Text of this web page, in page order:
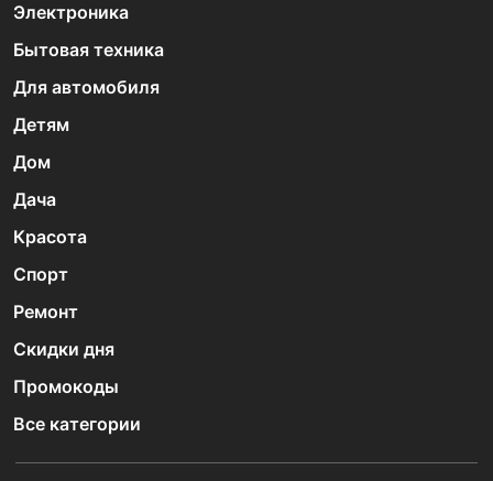
Электроника
Бытовая техника
Для автомобиля
Детям
Дом
Дача
Красота
Спорт
Ремонт
Скидки дня
Промокоды
Все категории